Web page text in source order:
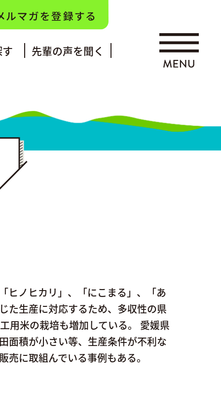
先輩の声を聞く
ヒノヒカリ」、「にこまる」、「あ
た生産に対応するため、多収性の県
用米の栽培も増加している。 愛媛県
面積が小さい等、生産条件が不利な
に取組んでいる事例もある。